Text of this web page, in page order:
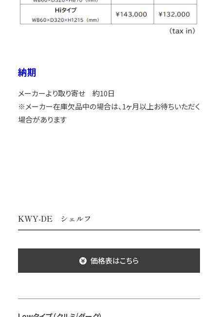
納期
メーカーより取り寄せ 約10日
※メーカー在庫欠品中の場合は、1ヶ月以上お待ちいただく
場合があります
KWY-DE シェルフ
価格表はこちら